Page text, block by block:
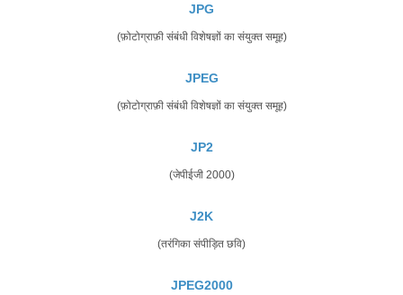
JPG
(फ़ोटोग्राफ़ी संबंधी विशेषज्ञों का संयुक्त समूह)
JPEG
(फ़ोटोग्राफ़ी संबंधी विशेषज्ञों का संयुक्त समूह)
JP2
(जेपीईजी 2000)
J2K
(तरंगिका संपीड़ित छवि)
JPEG2000